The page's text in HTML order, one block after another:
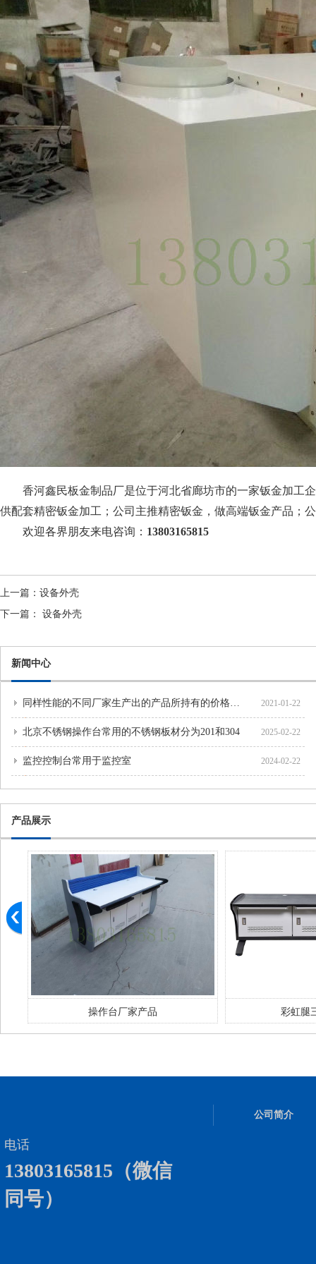
香河鑫民板金制品厂是位于河北省廊坊市的一家钣金加工
供配套精密钣金加工；公司主推精密钣金，做高端钣金产品；
欢迎各界朋友来电咨询： 13803165815
上一篇： 设备外壳
下一篇： 设备外壳
新闻中心
同样性能的不同厂家生产出的产品所持有的价格各不相同， 2021-01-22
北京不锈钢操作台常用的不锈钢板材分为201和304 2025-02-22
监控控制台常用于监控室 2024-02-22
产品展示
操作台厂家产品 彩虹腿
电话
13803165815（微信
同号）
公司简介